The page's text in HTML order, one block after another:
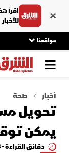
اقرأ
للأخبار
مواقعنا
أخبار صحة
تحويل
يمكن
دقائق القراءة - 3